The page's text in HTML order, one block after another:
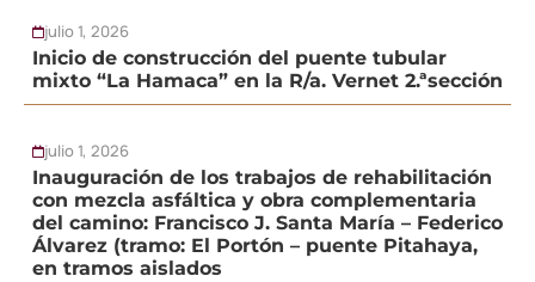
julio 1, 2026
Inicio de construcción del puente tubular
mixto “La Hamaca” en la R/a. Vernet 2.ªsección
julio 1, 2026
Inauguración de los trabajos de rehabilitación
con mezcla asfáltica y obra complementaria
del camino: Francisco J. Santa María – Federico
Álvarez (tramo: El Portón – puente Pitahaya,
en tramos aislados